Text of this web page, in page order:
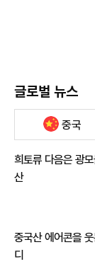
글로벌 뉴스
중국
희토류 다음은 광
산
중국산 에어콘을
디